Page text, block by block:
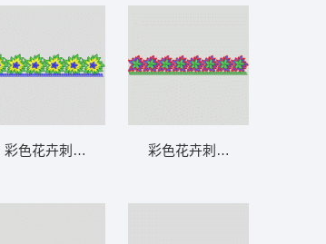
水溶条码网布花边
彩色花卉刺绣花边 条带状 水溶条码网布花边
彩色花卉刺绣边饰 条带状 水